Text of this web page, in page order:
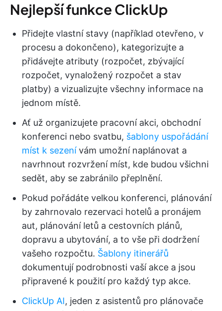
Nejlepší funkce ClickUp
Přidejte vlastní stavy (například otevřeno, v
procesu a dokončeno), kategorizujte a
přidávejte atributy (rozpočet, zbývající
rozpočet, vynaložený rozpočet a stav
platby) a vizualizujte všechny informace na
jednom místě.
Ať už organizujete pracovní akci, obchodní
konferenci nebo svatbu, šablony uspořádání
míst k sezenívám umožní naplánovat a
navrhnout rozvržení míst, kde budou všichni
sedět, aby se zabránilo přeplnění.
Pokud pořádáte velkou konferenci, plánování
by zahrnovalo rezervaci hotelů a pronájem
aut, plánování letů a cestovních plánů,
dopravu a ubytování, a to vše při dodržení
vašeho rozpočtu. Šablony itinerářů
dokumentují podrobnosti vaší akce a jsou
připravené k použití pro každý typ akce.
ClickUp AI, jeden z asistentů pro plánovače